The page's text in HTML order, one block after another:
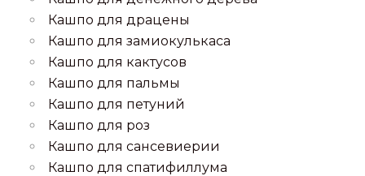
Кашпо для драцены
Кашпо для замиокулькаса
Кашпо для кактусов
Кашпо для пальмы
Кашпо для петуний
Кашпо для роз
Кашпо для сансевиерии
Кашпо для спатифиллума